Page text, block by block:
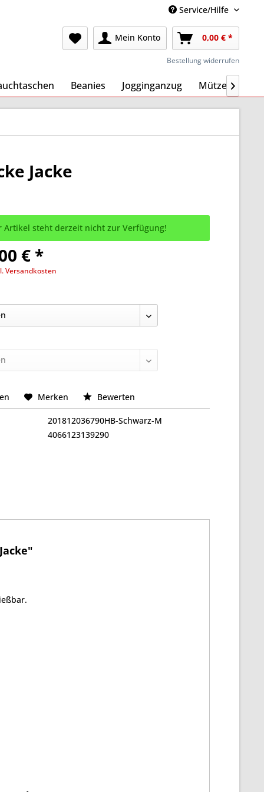
Service/Hilfe
Mein Konto 0,00 € *
Bestellung widerrufen
Beanies Jogginganzug Mützen
Jacke
Artikel steht derzeit nicht zur Verfügung!
€ *
Versandkosten
Merken Bewerten
201812036790HB-Schwarz-M
4066123139290